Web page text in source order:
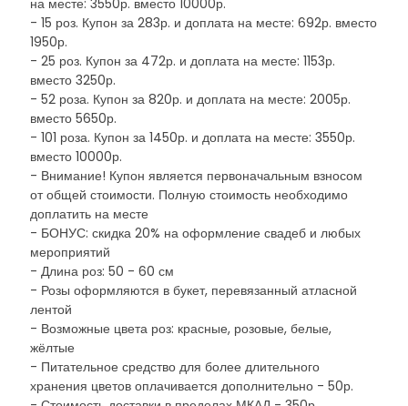
на месте: 3550р. вместо 10000р.
- 15 роз. Купон за 283р. и доплата на месте: 692р. вместо
1950р.
- 25 роз. Купон за 472р. и доплата на месте: 1153р.
вместо 3250р.
- 52 роза. Купон за 820р. и доплата на месте: 2005р.
вместо 5650р.
- 101 роза. Купон за 1450р. и доплата на месте: 3550р.
вместо 10000р.
- Внимание! Купон является первоначальным взносом
от общей стоимости. Полную стоимость необходимо
доплатить на месте
- БОНУС: скидка 20% на оформление свадеб и любых
мероприятий
- Длина роз: 50 - 60 см
- Розы оформляются в букет, перевязанный атласной
лентой
- Возможные цвета роз: красные, розовые, белые,
жёлтые
- Питательное средство для более длительного
хранения цветов оплачивается дополнительно - 50р.